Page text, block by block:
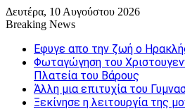
Δευτέρα, 10 Αυγούστου 2026
Breaking News
Εφυγε απο την ζωή o
Φωταγώγηση του
Πλατεία του Βάρους
Άλλη μια επιτυχία του
Ξεκίνησε η λειτουργία της